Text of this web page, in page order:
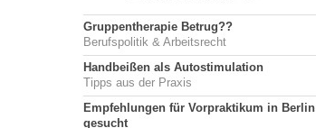
Gruppentherapie Betrug??
Berufspolitik & Arbeitsrecht
Handbeißen als Autostimulation
Tipps aus der Praxis
Empfehlungen für Vorpraktikum in Berlin
gesucht